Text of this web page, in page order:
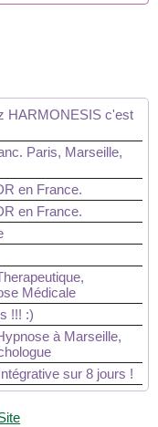
HARMONESIS c'est
Paris, Marseille,
en France.
en France.
Médicale
!!! :)
à Marseille,
sur 8 jours !